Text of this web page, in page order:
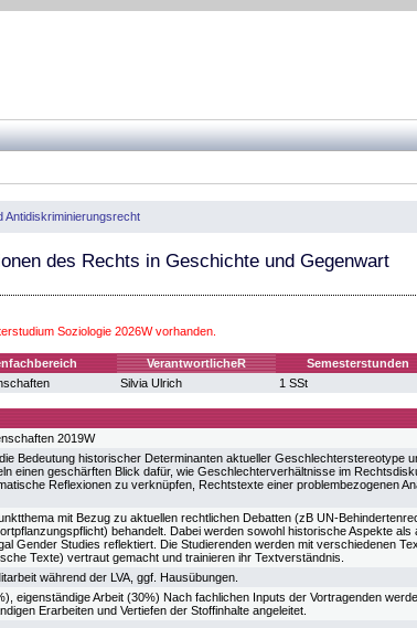
Antidiskriminierungsrecht
des Rechts in Geschichte und Gegenwart
Soziologie 2026W vorhanden.
VerantwortlicheR Semesterstunden
Silvia Ulrich 1 SSt
2019W
Bedeutung historischer Determinanten aktueller Geschlechterstereotype
einen geschärften Blick dafür, wie Geschlechterverhältnisse im
Reflexionen zu verknüpfen, Rechtstexte einer problembezogenen
mit Bezug zu aktuellen rechtlichen Debatten (zB UN-
behandelt. Dabei werden sowohl historische Aspekte
Gender Studies reflektiert. Die Studierenden werden mit verschiedenen
Texte) vertraut gemacht und trainieren ihr Textverständnis.
während der LVA, ggf. Hausübungen.
eigenständige Arbeit (30%) Nach fachlichen Inputs der Vortragenden
Erarbeiten und Vertiefen der Stoffinhalte angeleitet.